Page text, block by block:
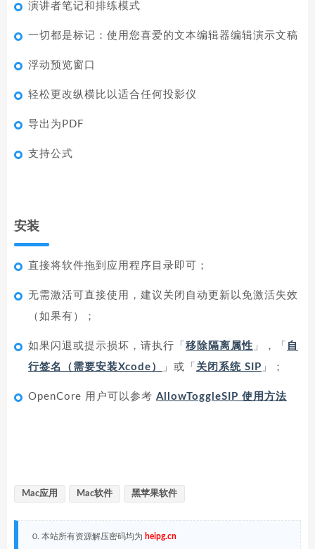
演讲者笔记和排练模式
一切都是标记：使用您喜爱的文本编辑器编辑演示文稿
浮动预览窗口
轻松更改纵横比以适合任何投影仪
导出为PDF
支持公式
安装
直接将软件拖到应用程序目录即可；
无需激活可直接使用，建议关闭自动更新以免激活失效
（如果有）；
如果闪退或提示损坏，请执行「 移除隔离属性 」，「 自
行签名（需要安装Xcode）
」或「 关闭系统 SIP 」；
OpenCore 用户可以参考 AllowToggleSIP 使用方法
Mac应用 Mac软件 黑苹果软件
0. 本站所有资源解压密码均为 heipg.cn